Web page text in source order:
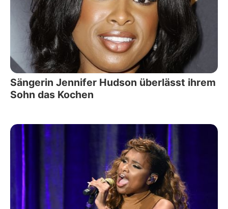
Sängerin Jennifer Hudson überlässt ihrem
Sohn das Kochen